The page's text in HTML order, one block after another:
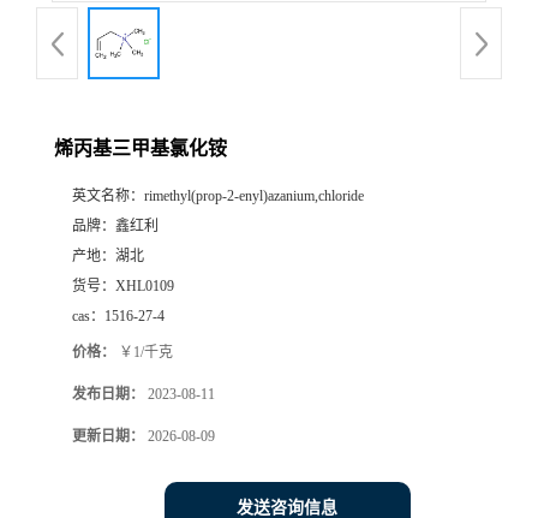
烯丙基三甲基氯化铵
英文名称： rimethyl(prop-2-enyl)azanium,chloride
品牌： 鑫红利
产地： 湖北
货号： XHL0109
cas： 1516-27-4
价格： ￥1/千克
发布日期： 2023-08-11
更新日期： 2026-08-09
发送咨询信息